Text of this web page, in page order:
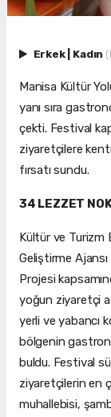
Erkek Kadın
Manisa Kültür
yanı sıra
çekti. Festival
ziyaretçilere
fırsatı sundu.
34 LEZZET
Kültür ve Turizm
Geliştirme
Projesi
yoğun ziyaretçi
yerli ve yabancı
bölgenin
buldu. Festival
ziyaretçilerin en
muhallebisi,